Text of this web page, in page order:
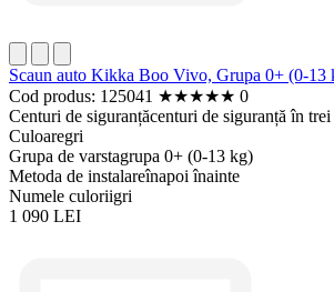
Scaun auto Kikka Boo Vivo, Grupa 0+ (0-13
Cod produs: 125041 ★★★★★ 0
Centuri de siguranțăcenturi de siguranță în
Culoaregri
Grupa de varstagrupa 0+ (0-13 kg)
Metoda de instalareînapoi înainte
Numele culoriigri
1 090 LEI